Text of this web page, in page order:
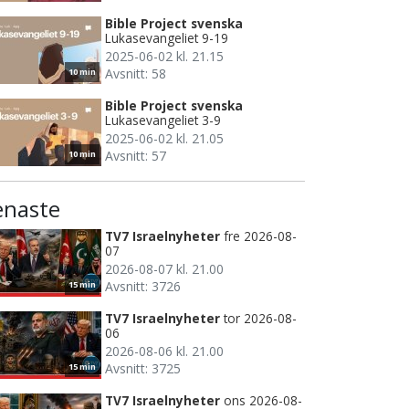
10 min
Bible Project svenska
Lukasevangeliet 9-19
2025-06-02 kl. 21.15
Avsnitt: 58
10 min
Bible Project svenska
Lukasevangeliet 3-9
2025-06-02 kl. 21.05
Avsnitt: 57
15 min
TV7 Israelnyheter fre 2026-08-
07
2026-08-07 kl. 21.00
Avsnitt: 3726
15 min
TV7 Israelnyheter tor 2026-08-
06
2026-08-06 kl. 21.00
Avsnitt: 3725
TV7 Israelnyheter ons 2026-08-